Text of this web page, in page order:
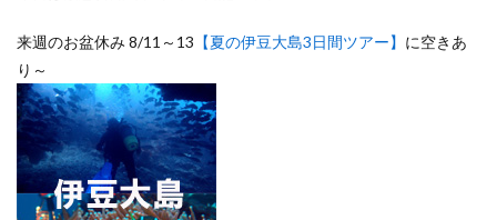
来週のお盆休み 8/11～13 【夏の伊豆大島3日間ツアー】 に空きあ
り～